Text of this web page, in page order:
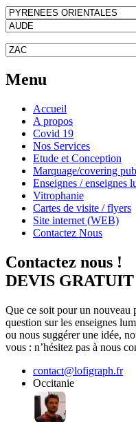
Menu
Accueil
A propos
Covid 19
Nos Services
Etude et Conception
Marquage/covering
Enseignes / enseignes
Vitrophanie
Cartes de visite / flyers
Site internet (WEB)
Contactez Nous
Contactez nous !
DEVIS
Que ce soit pour un nouveau
question sur les enseignes
ou nous suggérer une idée,
vous : n’hésitez pas à nous
contact@lofigraph.fr
Occitanie